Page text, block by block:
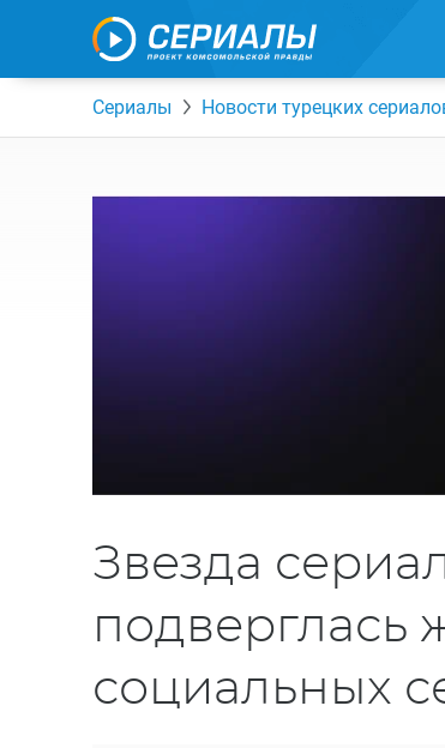
Сериалы Новости турецких
Звезда
подверглась
социальных